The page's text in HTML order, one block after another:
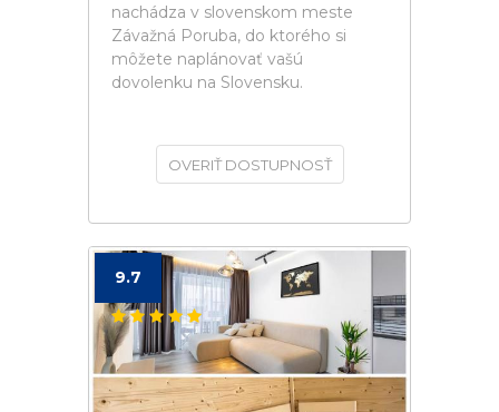
nachádza v slovenskom meste
Závažná Poruba, do ktorého si
môžete naplánovať vašú
dovolenku na Slovensku.
OVERIŤ DOSTUPNOSŤ
9.7